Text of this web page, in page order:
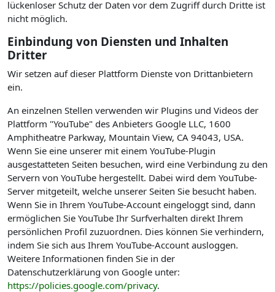
lückenloser Schutz der Daten vor dem Zugriff durch Dritte ist
nicht möglich.
Einbindung von Diensten und Inhalten
Dritter
Wir setzen auf dieser Plattform Dienste von Drittanbietern
ein.
An einzelnen Stellen verwenden wir Plugins und Videos der
Plattform "YouTube" des Anbieters Google LLC, 1600
Amphitheatre Parkway, Mountain View, CA 94043, USA.
Wenn Sie eine unserer mit einem YouTube-Plugin
ausgestatteten Seiten besuchen, wird eine Verbindung zu den
Servern von YouTube hergestellt. Dabei wird dem YouTube-
Server mitgeteilt, welche unserer Seiten Sie besucht haben.
Wenn Sie in Ihrem YouTube-Account eingeloggt sind, dann
ermöglichen Sie YouTube Ihr Surfverhalten direkt Ihrem
persönlichen Profil zuzuordnen. Dies können Sie verhindern,
indem Sie sich aus Ihrem YouTube-Account ausloggen.
Weitere Informationen finden Sie in der
Datenschutzerklärung von Google unter:
https://policies.google.com/privacy.